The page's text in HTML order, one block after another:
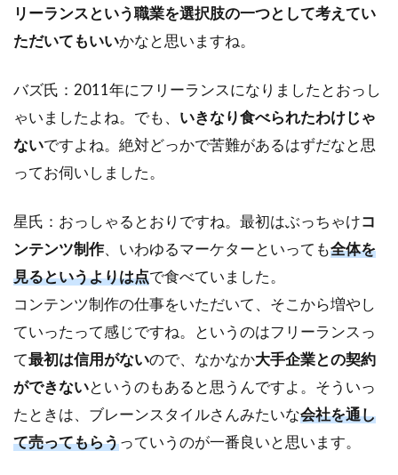
リーランスという職業を選択肢の一つとして考えてい
ただいてもいいかなと思いますね。
バズ氏：2011年にフリーランスになりましたとおっし
ゃいましたよね。でも、 いきなり食べられたわけじゃ
ないですよね。絶対どっかで苦難があるはずだなと思
ってお伺いしました。
星氏：おっしゃるとおりですね。最初はぶっちゃけコ
ンテンツ制作、いわゆるマーケターといっても全体を
見るというよりは点で食べていました。
コンテンツ制作の仕事をいただいて、そこから増やし
ていったって感じですね。というのはフリーランスっ
て最初は信用がないので、なかなか大手企業との契約
ができないというのもあると思うんですよ。そういっ
たときは、ブレーンスタイルさんみたいな会社を通し
て売ってもらうっていうのが一番良いと思います。